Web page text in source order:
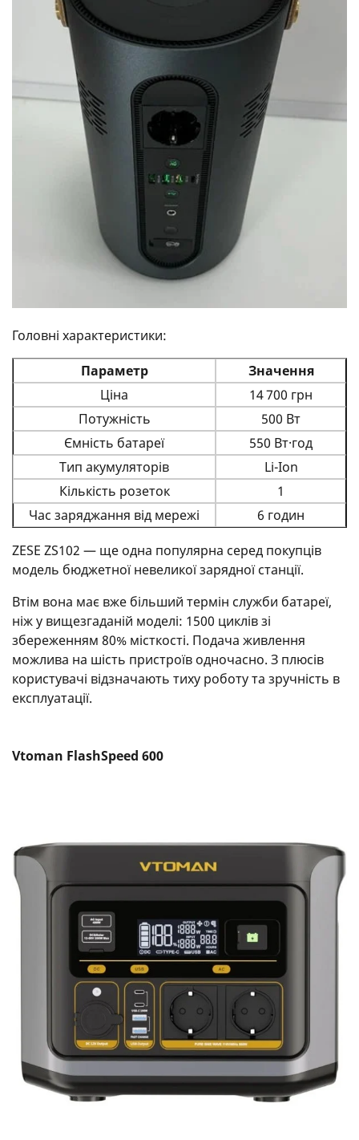
Головні характеристики:
Параметр
Значення
Ціна
14 700 грн
Потужність
500 Вт
Ємність батареї
550 Вт·год
Тип акумуляторів
Li-Ion
Кількість розеток
1
Час заряджання від мережі
6 годин
ZESE ZS102 — ще одна популярна серед покупців
модель бюджетної невеликої зарядної станції.
Втім вона має вже більший термін служби батареї,
ніж у вищезгаданій моделі: 1500 циклів зі
збереженням 80% місткості. Подача живлення
можлива на шість пристроїв одночасно. З плюсів
користувачі відзначають тиху роботу та зручність в
експлуатації.
Vtoman FlashSpeed 600